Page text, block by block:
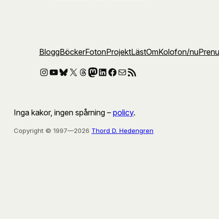
BloggBöckerFotonProjektLästOmKolofon/nu
Instagram
YouTube
Bluesky
X Threads
Mastodon
LinkedIn
Facebook
E-postRSS-flöde
Inga kakor, ingen spårning – policy.
Copyright © 1997—2026 Thord D. Hedengren